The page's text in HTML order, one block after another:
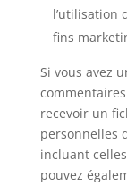
l’utilisation
fins
Si vous avez
recevoir un
personnelles
incluant
pouvez